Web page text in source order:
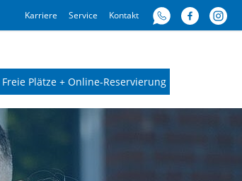
Karriere Service Kontakt
Freie Plätze + Online-Reservierung